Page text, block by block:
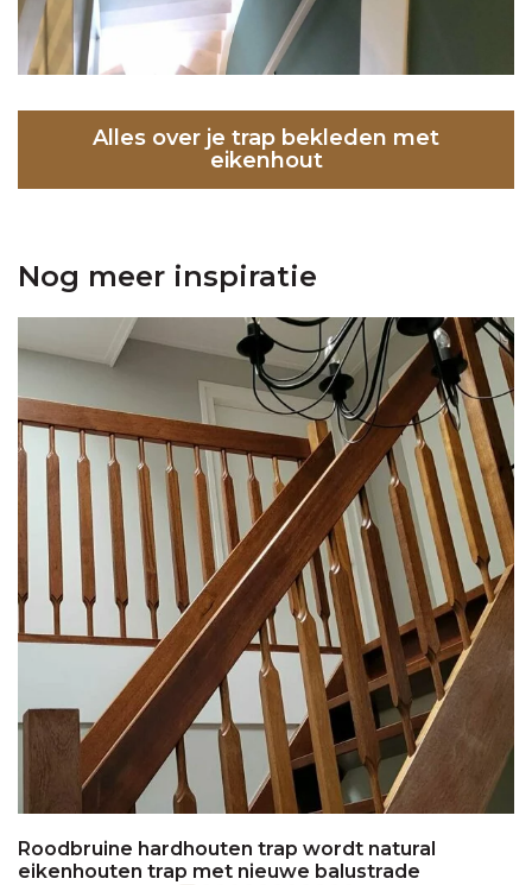
Alles over je trap bekleden met
eikenhout
Nog meer inspiratie
Roodbruine hardhouten trap wordt natural
eikenhouten trap met nieuwe balustrade